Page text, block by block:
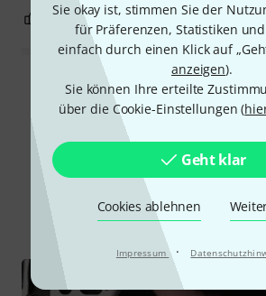
Sie okay ist, stimmen Sie der
für Präferenzen, Statistiken
einfach durch einen Klick auf
anzeigen).
Sie können Ihre erteilte
über die Cookie-Einstellungen (
Geht klar
Cookies ablehnen
Impressum ·
0 BEWERTUNG MELDEN
Alle Bewertungen
Schon
Alle Videos